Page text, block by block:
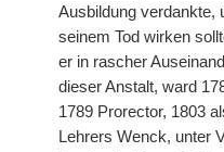
Ausbildung verdankte,
seinem Tod wirken
er in rascher
dieser Anstalt, ward
1789 Prorector, 1803
Lehrers Wenck, unter